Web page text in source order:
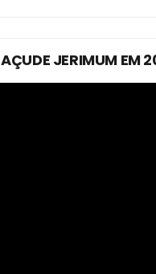
AÇUDE JERIMUM EM